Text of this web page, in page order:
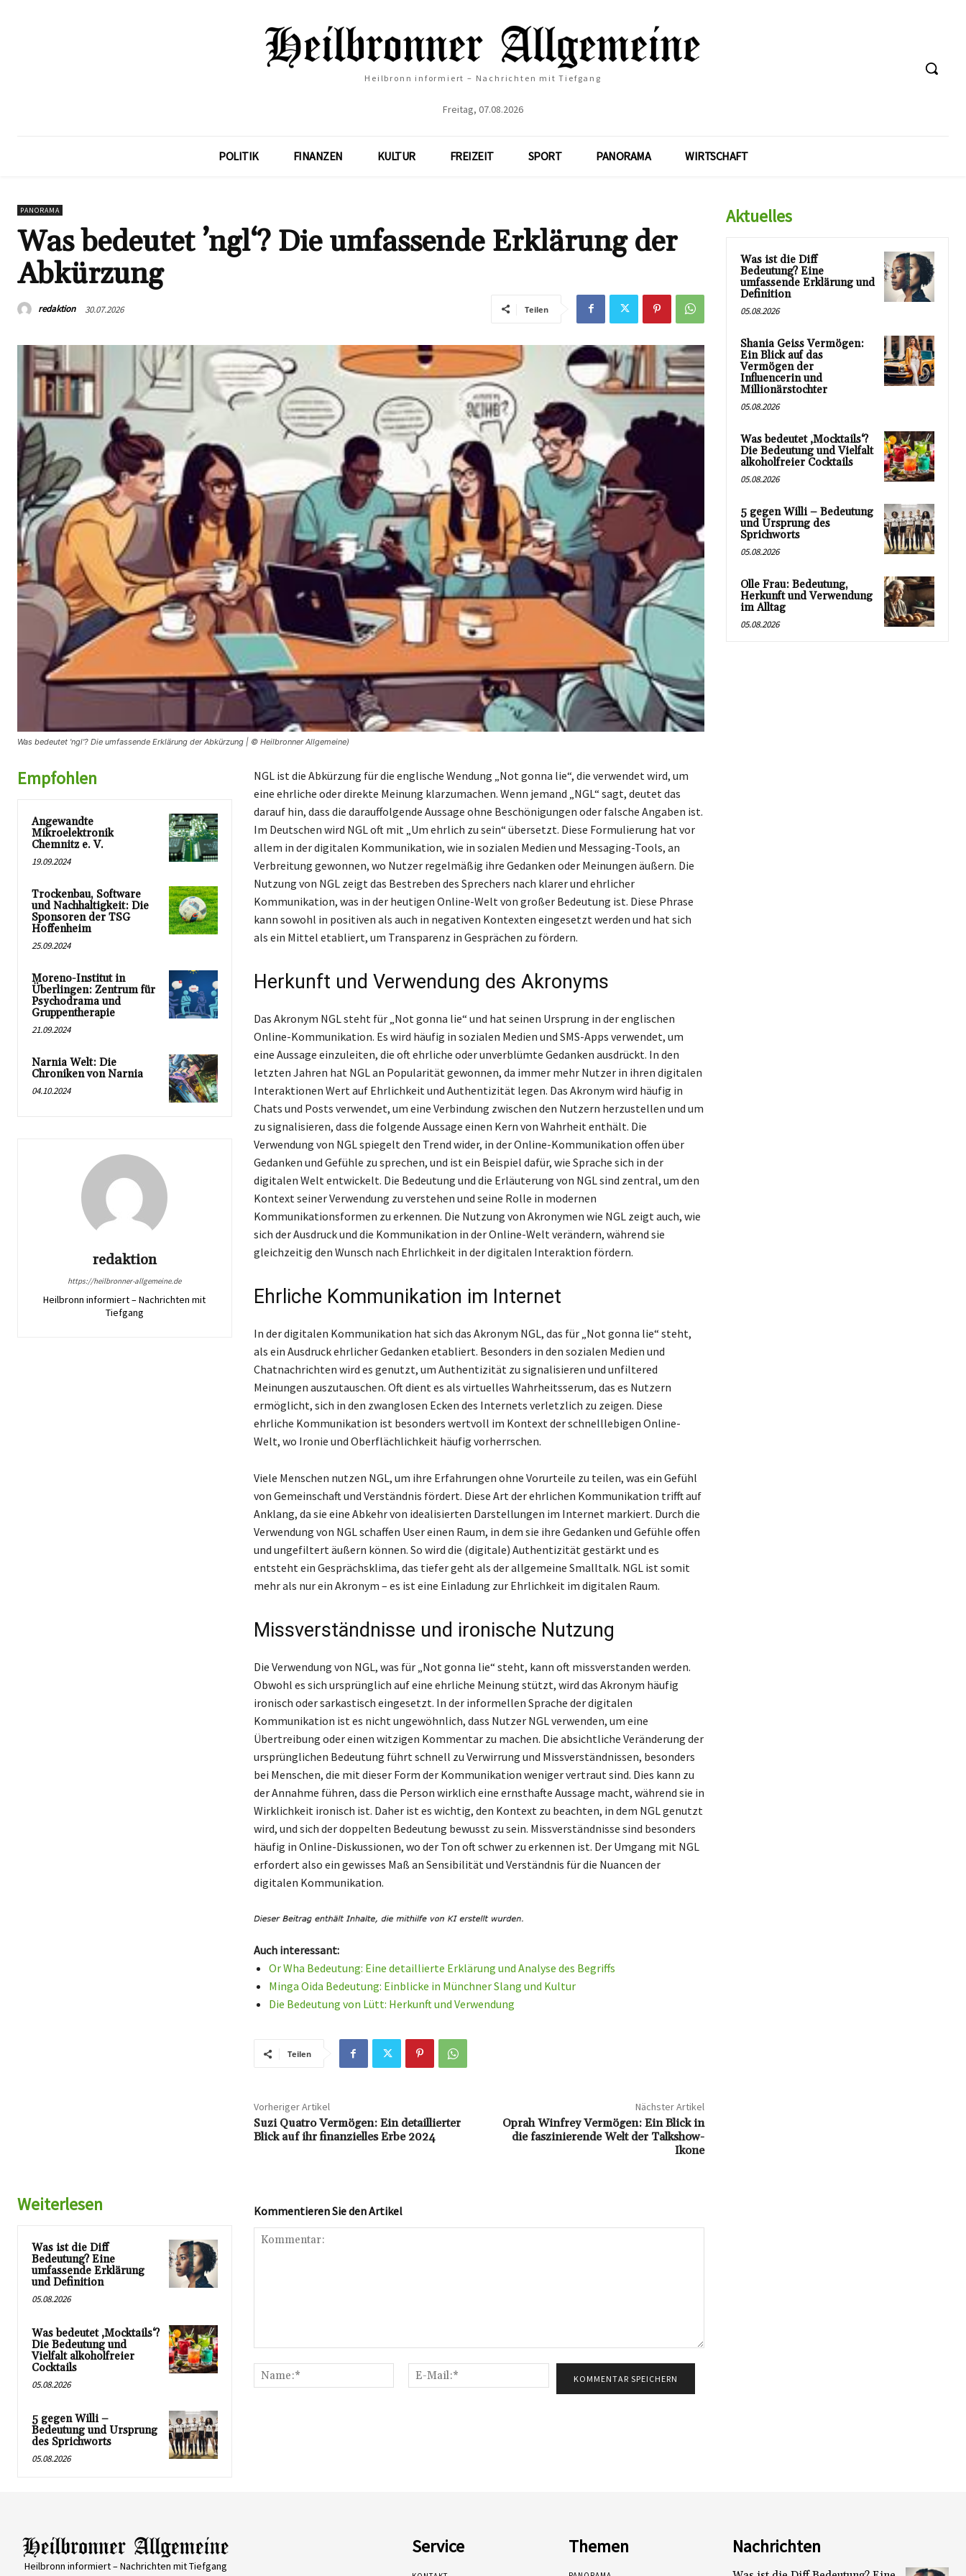
Heilbronn informiert – Nachrichten mit Tiefgang
Freitag, 07.08.2026
POLITIK FINANZEN KULTUR FREIZEIT SPORT PANORAMA WIRTSCHAFT
PANORAMA
Was bedeutet ’ngl‘? Die umfassende Erklärung der
Abkürzung
redaktion 30.07.2026 Teilen
Was bedeutet 'ngl'? Die umfassende Erklärung der Abkürzung | © Heilbronner Allgemeine)
Empfohlen
Angewandte
Mikroelektronik
Chemnitz e. V.
19.09.2024
Trockenbau, Software
und Nachhaltigkeit: Die
Sponsoren der TSG
Hoffenheim
25.09.2024
Moreno-Institut in
Überlingen: Zentrum für
Psychodrama und
Gruppentherapie
21.09.2024
Narnia Welt: Die
Chroniken von Narnia
04.10.2024
redaktion
https://heilbronner-allgemeine.de
Heilbronn informiert – Nachrichten mit
Tiefgang
NGL ist die Abkürzung für die englische Wendung „Not gonna lie“, die verwendet wird, um
eine ehrliche oder direkte Meinung klarzumachen. Wenn jemand „NGL“ sagt, deutet das
darauf hin, dass die darauffolgende Aussage ohne Beschönigungen oder falsche Angaben ist.
Im Deutschen wird NGL oft mit „Um ehrlich zu sein“ übersetzt. Diese Formulierung hat vor
allem in der digitalen Kommunikation, wie in sozialen Medien und Messaging-Tools, an
Verbreitung gewonnen, wo Nutzer regelmäßig ihre Gedanken oder Meinungen äußern. Die
Nutzung von NGL zeigt das Bestreben des Sprechers nach klarer und ehrlicher
Kommunikation, was in der heutigen Online-Welt von großer Bedeutung ist. Diese Phrase
kann sowohl in positiven als auch in negativen Kontexten eingesetzt werden und hat sich
als ein Mittel etabliert, um Transparenz in Gesprächen zu fördern.
Herkunft und Verwendung des Akronyms
Das Akronym NGL steht für „Not gonna lie“ und hat seinen Ursprung in der englischen
Online-Kommunikation. Es wird häufig in sozialen Medien und SMS-Apps verwendet, um
eine Aussage einzuleiten, die oft ehrliche oder unverblümte Gedanken ausdrückt. In den
letzten Jahren hat NGL an Popularität gewonnen, da immer mehr Nutzer in ihren digitalen
Interaktionen Wert auf Ehrlichkeit und Authentizität legen. Das Akronym wird häufig in
Chats und Posts verwendet, um eine Verbindung zwischen den Nutzern herzustellen und um
zu signalisieren, dass die folgende Aussage einen Kern von Wahrheit enthält. Die
Verwendung von NGL spiegelt den Trend wider, in der Online-Kommunikation offen über
Gedanken und Gefühle zu sprechen, und ist ein Beispiel dafür, wie Sprache sich in der
digitalen Welt entwickelt. Die Bedeutung und die Erläuterung von NGL sind zentral, um den
Kontext seiner Verwendung zu verstehen und seine Rolle in modernen
Kommunikationsformen zu erkennen. Die Nutzung von Akronymen wie NGL zeigt auch, wie
sich der Ausdruck und die Kommunikation in der Online-Welt verändern, während sie
gleichzeitig den Wunsch nach Ehrlichkeit in der digitalen Interaktion fördern.
Ehrliche Kommunikation im Internet
In der digitalen Kommunikation hat sich das Akronym NGL, das für „Not gonna lie“ steht,
als ein Ausdruck ehrlicher Gedanken etabliert. Besonders in den sozialen Medien und
Chatnachrichten wird es genutzt, um Authentizität zu signalisieren und unfiltered
Meinungen auszutauschen. Oft dient es als virtuelles Wahrheitsserum, das es Nutzern
ermöglicht, sich in den zwanglosen Ecken des Internets verletzlich zu zeigen. Diese
ehrliche Kommunikation ist besonders wertvoll im Kontext der schnelllebigen Online-
Welt, wo Ironie und Oberflächlichkeit häufig vorherrschen.
Viele Menschen nutzen NGL, um ihre Erfahrungen ohne Vorurteile zu teilen, was ein Gefühl
von Gemeinschaft und Verständnis fördert. Diese Art der ehrlichen Kommunikation trifft auf
Anklang, da sie eine Abkehr von idealisierten Darstellungen im Internet markiert. Durch die
Verwendung von NGL schaffen User einen Raum, in dem sie ihre Gedanken und Gefühle offen
und ungefiltert äußern können. So wird die (digitale) Authentizität gestärkt und es
entsteht ein Gesprächsklima, das tiefer geht als der allgemeine Smalltalk. NGL ist somit
mehr als nur ein Akronym – es ist eine Einladung zur Ehrlichkeit im digitalen Raum.
Missverständnisse und ironische Nutzung
Die Verwendung von NGL, was für „Not gonna lie“ steht, kann oft missverstanden werden.
Obwohl es sich ursprünglich auf eine ehrliche Meinung stützt, wird das Akronym häufig
ironisch oder sarkastisch eingesetzt. In der informellen Sprache der digitalen
Kommunikation ist es nicht ungewöhnlich, dass Nutzer NGL verwenden, um eine
Übertreibung oder einen witzigen Kommentar zu machen. Die absichtliche Veränderung der
ursprünglichen Bedeutung führt schnell zu Verwirrung und Missverständnissen, besonders
bei Menschen, die mit dieser Form der Kommunikation weniger vertraut sind. Dies kann zu
der Annahme führen, dass die Person wirklich eine ernsthafte Aussage macht, während sie in
Wirklichkeit ironisch ist. Daher ist es wichtig, den Kontext zu beachten, in dem NGL genutzt
wird, und sich der doppelten Bedeutung bewusst zu sein. Missverständnisse sind besonders
häufig in Online-Diskussionen, wo der Ton oft schwer zu erkennen ist. Der Umgang mit NGL
erfordert also ein gewisses Maß an Sensibilität und Verständnis für die Nuancen der
digitalen Kommunikation.
Auch interessant:
Or Wha Bedeutung: Eine detaillierte Erklärung und Analyse des Begriffs
Minga Oida Bedeutung: Einblicke in Münchner Slang und Kultur
Die Bedeutung von Lütt: Herkunft und Verwendung
Teilen
Vorheriger Artikel
Suzi Quatro Vermögen: Ein detaillierter
Blick auf ihr finanzielles Erbe 2024
Nächster Artikel
Oprah Winfrey Vermögen: Ein Blick in
die faszinierende Welt der Talkshow-
Ikone
Weiterlesen
Was ist die Diff
Bedeutung? Eine
umfassende Erklärung
und Definition
05.08.2026
Was bedeutet ‚Mocktails‘?
Die Bedeutung und
Vielfalt alkoholfreier
Cocktails
05.08.2026
5 gegen Willi –
Bedeutung und Ursprung
des Sprichworts
05.08.2026
Kommentieren Sie den Artikel
Name:*
Mail:*
Aktuelles
Was ist die Diff
Bedeutung? Eine
umfassende Erklärung und
Definition
05.08.2026
Shania Geiss Vermögen:
Ein Blick auf das
Vermögen der
Influencerin und
Millionärstochter
05.08.2026
Was bedeutet ‚Mocktails‘?
Die Bedeutung und Vielfalt
alkoholfreier Cocktails
05.08.2026
5 gegen Willi – Bedeutung
und Ursprung des
Sprichworts
05.08.2026
Olle Frau: Bedeutung,
Herkunft und Verwendung
im Alltag
05.08.2026
Heilbronn informiert – Nachrichten mit Tiefgang
Service Themen Nachrichten